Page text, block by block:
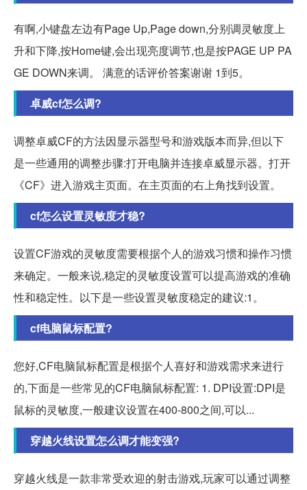
有啊,小键盘左边有Page Up,Page down,分别调灵敏度上
升和下降,按Home键,会出现亮度调节,也是按PAGE UP PA
GE DOWN来调。 满意的话评价答案谢谢 1到5。
卓威cf怎么调?
调整卓威CF的方法因显示器型号和游戏版本而异,但以下
是一些通用的调整步骤:打开电脑并连接卓威显示器。打开
《CF》进入游戏主页面。在主页面的右上角找到设置。
cf怎么设置灵敏度才稳?
设置CF游戏的灵敏度需要根据个人的游戏习惯和操作习惯
来确定。一般来说,稳定的灵敏度设置可以提高游戏的准确
性和稳定性。以下是一些设置灵敏度稳定的建议:1。
cf电脑鼠标配置?
您好,CF电脑鼠标配置是根据个人喜好和游戏需求来进行
的,下面是一些常见的CF电脑鼠标配置: 1. DPI设置:DPI是
鼠标的灵敏度,一般建议设置在400-800之间,可以...
穿越火线设置怎么调才能变强?
穿越火线是一款非常受欢迎的射击游戏,玩家可以通过调整